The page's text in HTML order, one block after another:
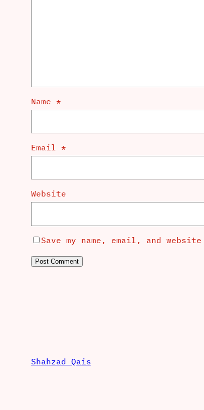
Name *
Email *
Website
Save my name, email, and
Shahzad Qais